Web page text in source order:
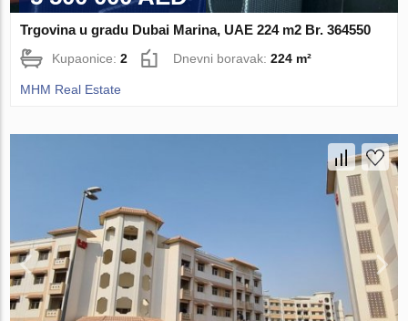
Trgovina u gradu Dubai Marina, UAE 224 m2 Br. 364550
Kupaonice:2 Dnevni boravak:224 m²
MHM Real Estate